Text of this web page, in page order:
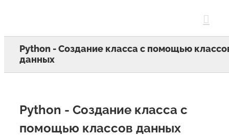
Python - Создание класса с помощью
данных
Python - Создание класса с
помощью классов данных